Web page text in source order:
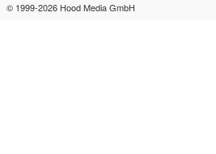
© 1999-2026 Hood Media GmbH